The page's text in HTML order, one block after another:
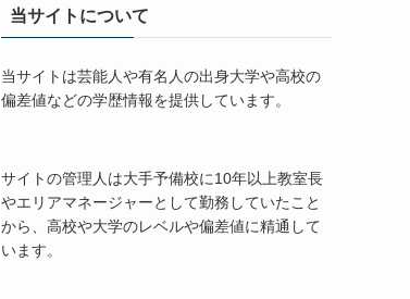
当サイトについて
当サイトは芸能人や有名人の出身大学や高校の
偏差値などの学歴情報を提供しています。
サイトの管理人は大手予備校に10年以上教室長
やエリアマネージャーとして勤務していたこと
から、高校や大学のレベルや偏差値に精通して
います。